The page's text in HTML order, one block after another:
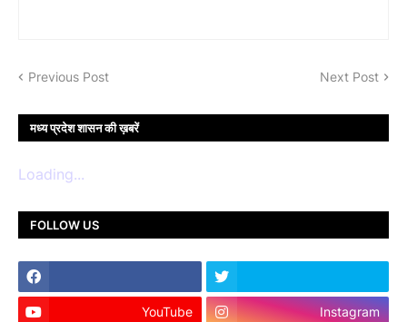
Previous Post Next Post
मध्य प्रदेश शासन की ख़बरें
Loading...
FOLLOW US
YouTube Instagram